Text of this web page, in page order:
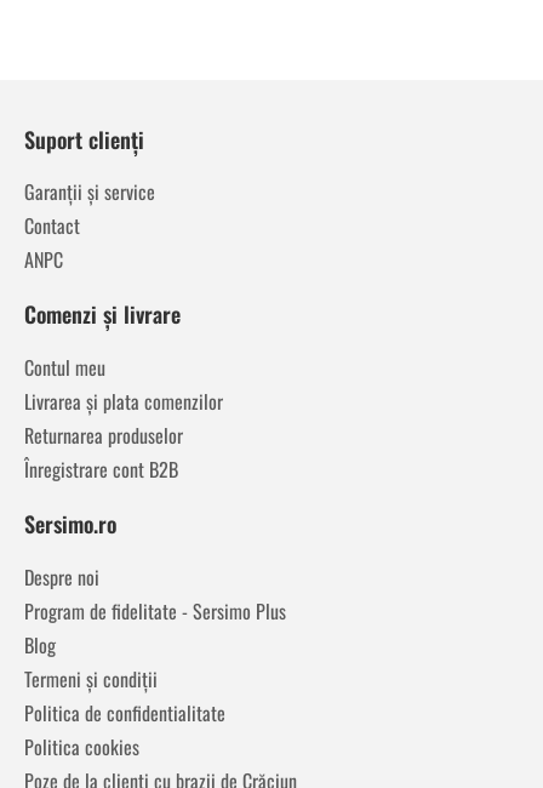
Suport clienți
Garanții și service
Contact
ANPC
Comenzi și livrare
Contul meu
Livrarea și plata comenzilor
Returnarea produselor
Înregistrare cont B2B
Sersimo.ro
Despre noi
Program de fidelitate - Sersimo Plus
Blog
Termeni și condiții
Politica de confidentialitate
Politica cookies
Poze de la clienți cu brazii de Crăciun